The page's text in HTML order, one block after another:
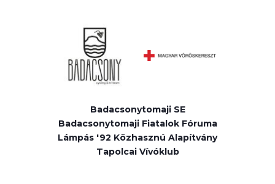
Badacsonytomaji SE
Badacsonytomaji Fiatalok Fóruma
Lámpás '92 Közhasznú Alapítvány
Tapolcai Vívóklub